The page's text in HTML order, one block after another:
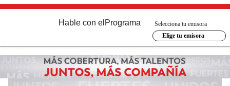
Hable con el Programa
Selecciona tu emisora
Elige tu emisora